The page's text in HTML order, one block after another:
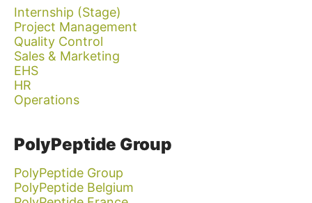
Internship (Stage)
Project Management
Quality Control
Sales & Marketing
EHS
HR
Operations
PolyPeptide Group
PolyPeptide Group
PolyPeptide Belgium